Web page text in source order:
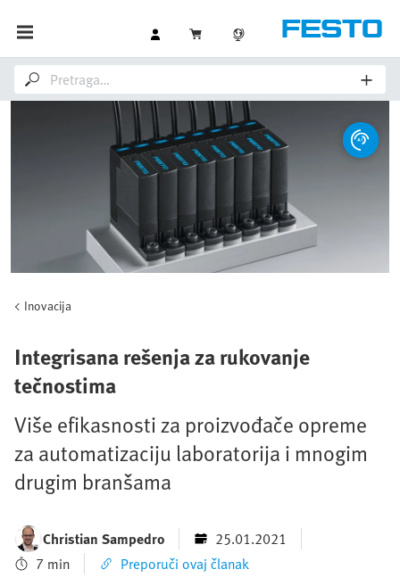
Inovacija
Integrisana rešenja za rukovanje
tečnostima
Više efikasnosti za proizvođače opreme
za automatizaciju laboratorija i mnogim
drugim branšama
Christian Sampedro
25.01.2021
7 min
Preporuči ovaj članak